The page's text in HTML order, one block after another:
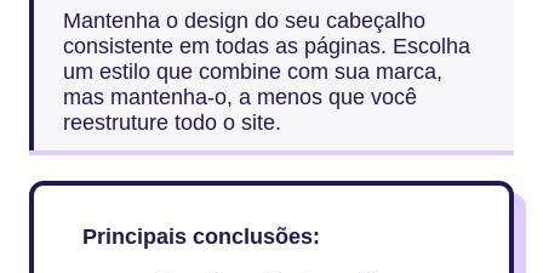
Mantenha o design do seu cabeçalho
consistente em todas as páginas. Escolha
um estilo que combine com sua marca,
mas mantenha-o, a menos que você
reestruture todo o site.
Principais conclusões: